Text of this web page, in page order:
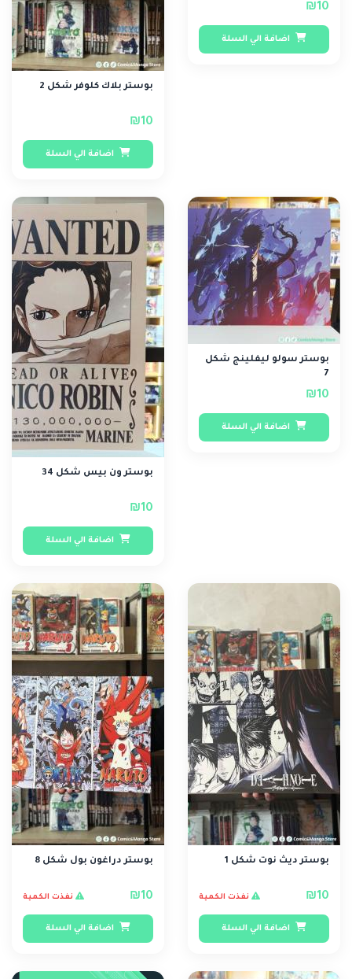
₪10
اضافة الي السلة
بوستر بلاك كلوفر شكل 2
₪10
اضافة الي السلة
بوستر سولو ليفلينج شكل
7
₪10
اضافة الي السلة
بوستر ون بيس شكل 34
₪10
اضافة الي السلة
بوستر ديث نوت شكل 1
₪10 نفذت الكمية
اضافة الي السلة
بوستر دراغون بول شكل 8
₪10 نفذت الكمية
اضافة الي السلة